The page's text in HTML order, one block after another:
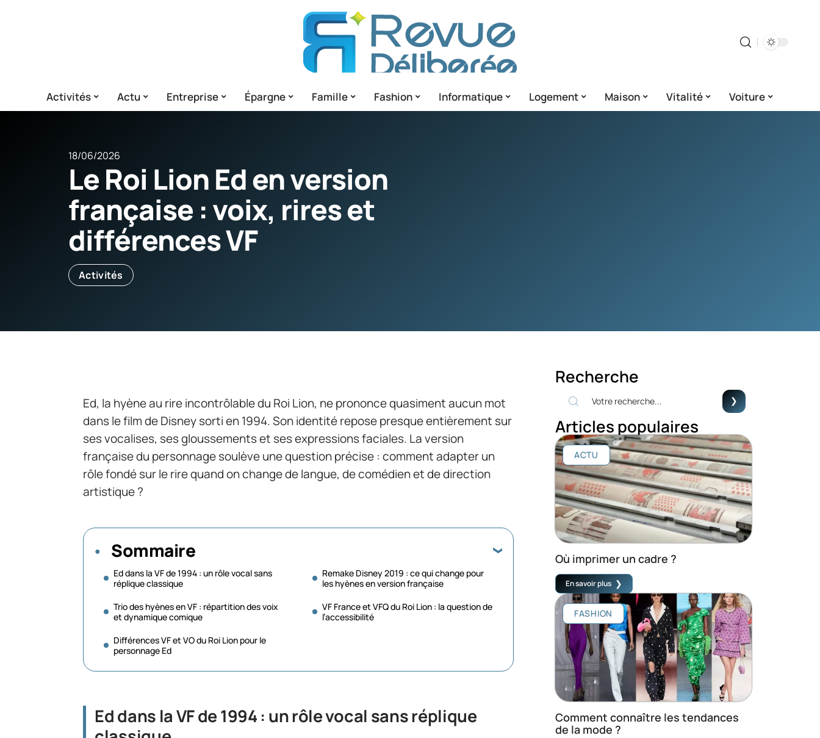
Activités Actu Entreprise Épargne Famille Fashion Informatique Logement Maison Vitalité Voiture
18/06/2026
Le Roi Lion Ed en version
française : voix, rires et
différences VF
Activités
Ed, la hyène au rire incontrôlable du Roi Lion, ne prononce quasiment aucun mot
dans le film de Disney sorti en 1994. Son identité repose presque entièrement sur
ses vocalises, ses gloussements et ses expressions faciales. La version
française du personnage soulève une question précise : comment adapter un
rôle fondé sur le rire quand on change de langue, de comédien et de direction
artistique ?
Sommaire
Ed dans la VF de 1994 : un rôle vocal sans
réplique classique
Trio des hyènes en VF : répartition des voix
et dynamique comique
Différences VF et VO du Roi Lion pour le
personnage Ed
Remake Disney 2019 : ce qui change pour
les hyènes en version française
VF France et VFQ du Roi Lion : la question de
l’accessibilité
Ed dans la VF de 1994 : un rôle vocal sans réplique
Recherche
Articles populaires
ACTU
Où imprimer un cadre ?
En savoir plus
FASHION
Comment connaître les tendances
de la mode ?